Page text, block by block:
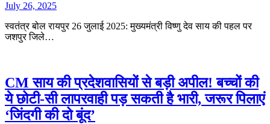
July 26, 2025
स्वतंत्र बोल रायपुर 26 जुलाई 2025: मुख्यमंत्री विष्णु देव साय की पहल पर
जशपुर जिले…
CM साय की प्रदेशवासियों से बड़ी अपील! बच्चों की
ये छोटी-सी लापरवाही पड़ सकती है भारी, जरूर पिलाएं
‘जिंदगी की दो बूंद’